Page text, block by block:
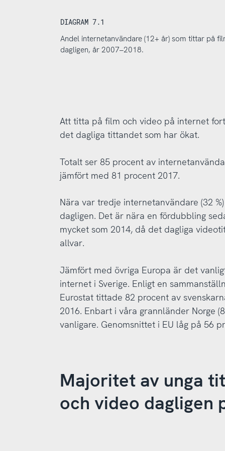
DIAGRAM 7.1
Andel internetanvändare (12+ år) som tittar på
dagligen, år 2007–2018.
Att titta på film och video på internet
det dagliga tittandet som har ökat.
Totalt ser 85 procent av
jämfört med 81 procent 2017.
Nära var tredje internetanvändare (32
dagligen. Det är nära en fördubbling
mycket som 2014, då det dagliga
allvar.
Jämfört med övriga Europa är det
internet i Sverige. Enligt en
Eurostat tittade 82 procent av
2016. Enbart i våra grannländer Norge
vanligare. Genomsnittet i EU låg på 56
Majoritet av unga
och video dagligen